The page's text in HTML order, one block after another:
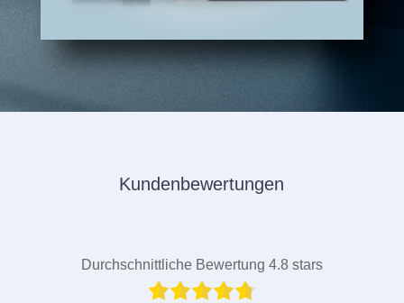
Kundenbewertungen
Durchschnittliche Bewertung 4.8 stars